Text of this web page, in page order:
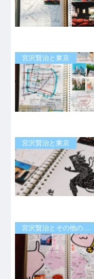
宮沢賢治と東京
宮沢賢治と東京